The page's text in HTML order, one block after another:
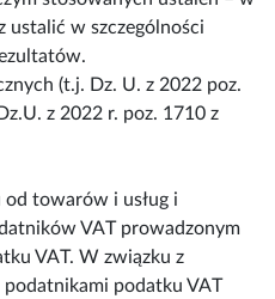
ustalić w szczególności
(t.j. Dz. U. z 2022 poz.
z 2022 r. poz. 1710 z
towarów i usług i
VAT prowadzonym
VAT. W związku z
podatku VAT